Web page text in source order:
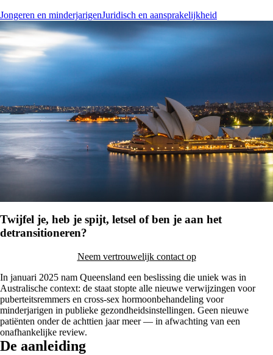
Jongeren en minderjarigenJuridisch en aansprakelijkheid
Twijfel je, heb je spijt, letsel of ben je aan het
detransitioneren?
Neem vertrouwelijk contact op
In januari 2025 nam Queensland een beslissing die uniek was in
Australische context: de staat stopte alle nieuwe verwijzingen voor
puberteitsremmers en cross-sex hormoonbehandeling voor
minderjarigen in publieke gezondheidsinstellingen. Geen nieuwe
patiënten onder de achttien jaar meer — in afwachting van een
onafhankelijke review.
De aanleiding